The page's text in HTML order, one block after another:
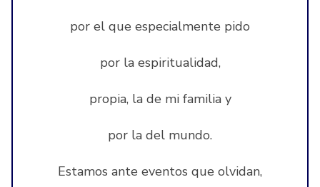
por el que especialmente pido
por la espiritualidad,
propia, la de mi familia y
por la del mundo.
Estamos ante eventos que olvidan,